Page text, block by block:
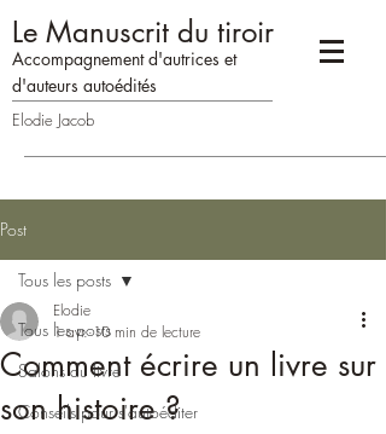
Le Manuscrit du tiroir
Accompagnement d'autrices et
d'auteurs autoédités
Elodie Jacob
Post
Tous les posts
Salons du livre
Conseils pour s'autoéditer
Tous les posts
Comment écrire un livre sur
son histoire ?
Elodie
1 avr. 10 min de lecture